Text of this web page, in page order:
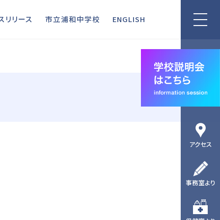
リース 市立浦和中学校 ENGLISH
リリース 市立浦和中学校 ENGLISH
アクセス
事務室より